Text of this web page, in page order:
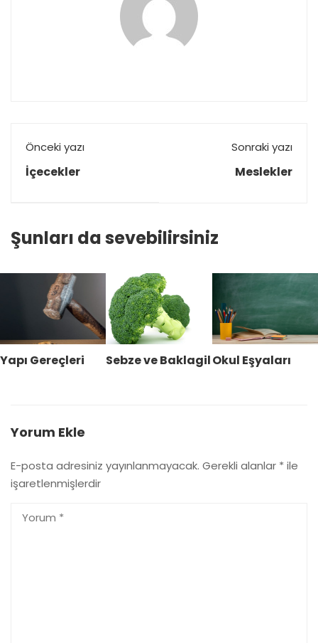
Önceki yazı
İçecekler
Sonraki yazı
Meslekler
Şunları da sevebilirsiniz
Yapı Gereçleri Sebze ve BaklagilOkul Eşyaları
Yorum Ekle
E-posta adresiniz yayınlanmayacak. Gerekli alanlar * ile
işaretlenmişlerdir